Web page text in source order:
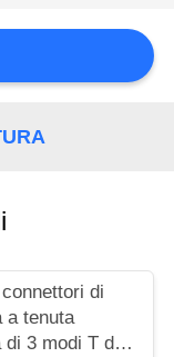
di
a tenuta
di 3 modi T del